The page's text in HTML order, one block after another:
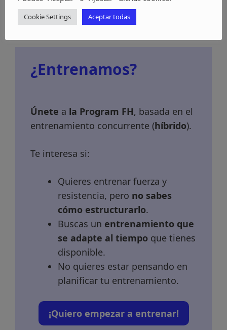
Día 7: Descanso
¿Entrenamos?
Únete a la Program FH, basada en el
entrenamiento concurrente (híbrido).
Te interesa si:
Quieres entrenar fuerza y
resistencia, pero no sabes
cómo estructurarlo.
Buscas un entrenamiento que
se adapte al tiempo que tienes
disponible.
No quieres estar pensando en
planificar tu entrenamiento.
¡Quiero empezar a entrenar!
Cookie Settings Aceptar todas